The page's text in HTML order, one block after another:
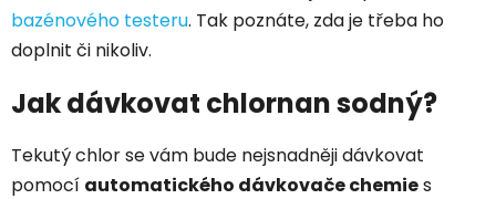
bazénového testeru. Tak poznáte, zda je třeba ho
doplnit či nikoliv.
Jak dávkovat chlornan sodný?
Tekutý chlor se vám bude nejsnadněji dávkovat
pomocí automatického dávkovače chemies